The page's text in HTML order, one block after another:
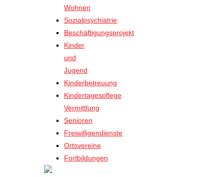
Wohnen
Sozialpsychiatrie
Beschäftigungsprojekt
Kinder
und
Jugend
Kinderbetreuung
Kindertagespflege
Vermittlung
Senioren
Freiwilligendienste
Ortsvereine
Fortbildungen